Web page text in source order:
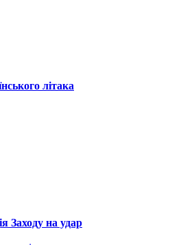
літака
Заходу на удар